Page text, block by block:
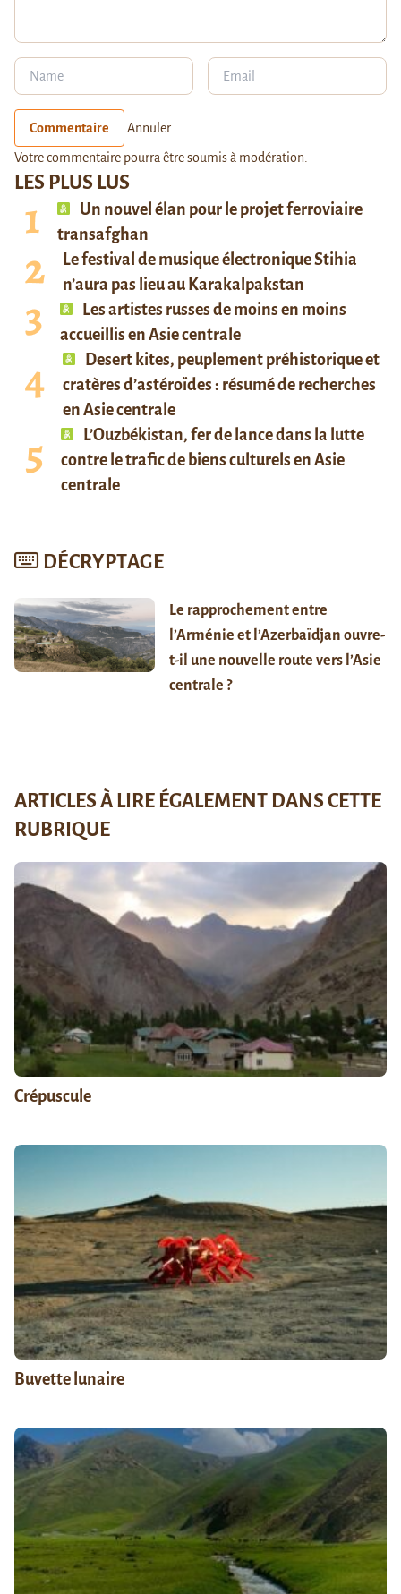
LES PLUS LUS
Un nouvel élan pour le projet ferroviaire
transafghan
Le festival de musique électronique Stihia
n’aura pas lieu au Karakalpakstan
Les artistes russes de moins en moins
accueillis en Asie centrale
Desert kites, peuplement préhistorique et
cratères d’astéroïdes : résumé de recherches
en Asie centrale
L’Ouzbékistan, fer de lance dans la lutte
contre le trafic de biens culturels en Asie
centrale
DÉCRYPTAGE
Le rapprochement entre
l’Arménie et l’Azerbaïdjan ouvre-
t-il une nouvelle route vers l’Asie
centrale ?
Commentaire Annuler
Votre commentaire pourra être soumis à modération.
ARTICLES À LIRE ÉGALEMENT DANS CETTE
RUBRIQUE
Crépuscule
Buvette lunaire